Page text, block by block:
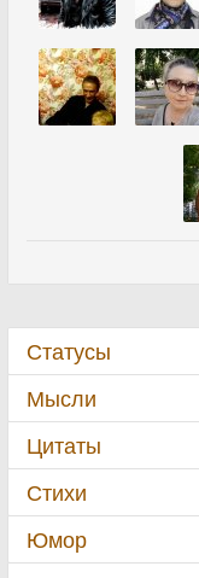
Статусы
Мысли
Цитаты
Стихи
Юмор